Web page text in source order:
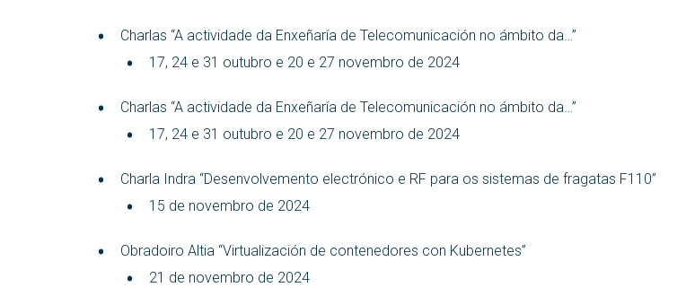
Charlas “A actividade da Enxeñaría de Telecomunicación no ámbito da…”
17, 24 e 31 outubro e 20 e 27 novembro de 2024
Charlas “A actividade da Enxeñaría de Telecomunicación no ámbito da…”
17, 24 e 31 outubro e 20 e 27 novembro de 2024
Charla Indra “Desenvolvemento electrónico e RF para os sistemas de fragatas F110”
15 de novembro de 2024
Obradoiro Altia “Virtualización de contenedores con Kubernetes”
21 de novembro de 2024